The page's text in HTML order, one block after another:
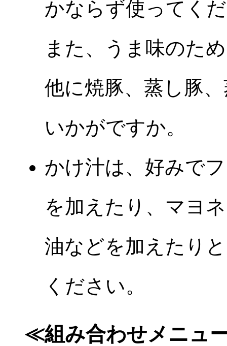
かならず使ってく
また、うま味のた
他に焼豚、蒸し豚
いかがですか。
かけ汁は、好みで
を加えたり、マヨ
油などを加えたり
ください。
≪組み合わせメニュ